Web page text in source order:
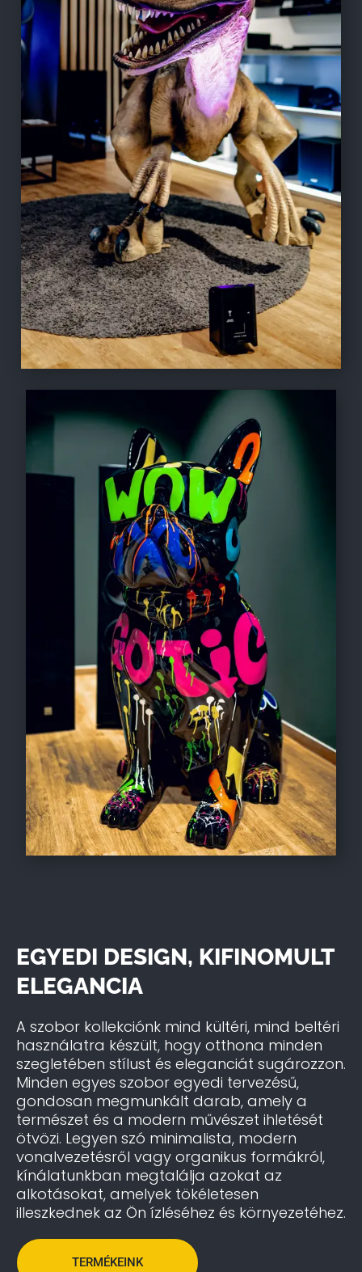
EGYEDI DESIGN, KIFINOMULT
ELEGANCIA
A szobor kollekciónk mind kültéri, mind beltéri
használatra készült, hogy otthona minden
szegletében stílust és eleganciát sugározzon.
Minden egyes szobor egyedi tervezésű,
gondosan megmunkált darab, amely a
természet és a modern művészet ihletését
ötvözi. Legyen szó minimalista, modern
vonalvezetésről vagy organikus formákról,
kínálatunkban megtalálja azokat az
alkotásokat, amelyek tökéletesen
illeszkednek az Ön ízléséhez és környezetéhez.
TERMÉKEINK